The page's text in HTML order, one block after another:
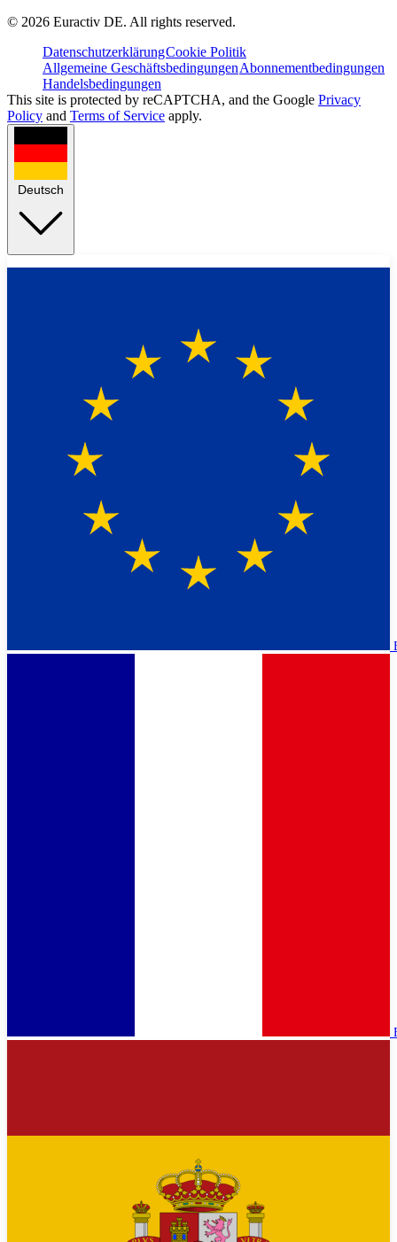
© 2026 Euractiv DE. All rights reserved.
DatenschutzerklärungCookie Politik
Allgemeine GeschäftsbedingungenAbonnementbedingungen
Handelsbedingungen
This site is protected by reCAPTCHA, and the Google Privacy
Policy and Terms of Service apply.
Deutsch